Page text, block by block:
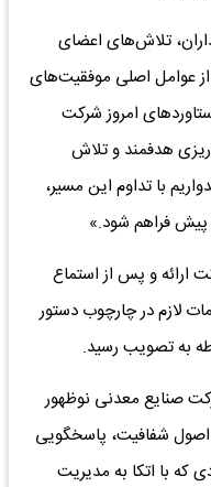
تلاش‌های اعضای
از عوامل اصلی موفقیت‌های
امروز شرکت
هدفمند و تلاش
با تداوم این مسیر،
فراهم شود.»
ارائه و پس از استماع
لازم در چارچوب دستور
به تصویب رسید.
صنایع معدنی نوظهور
اصول شفافیت، پاسخگویی
که با اتکا به مدیریت